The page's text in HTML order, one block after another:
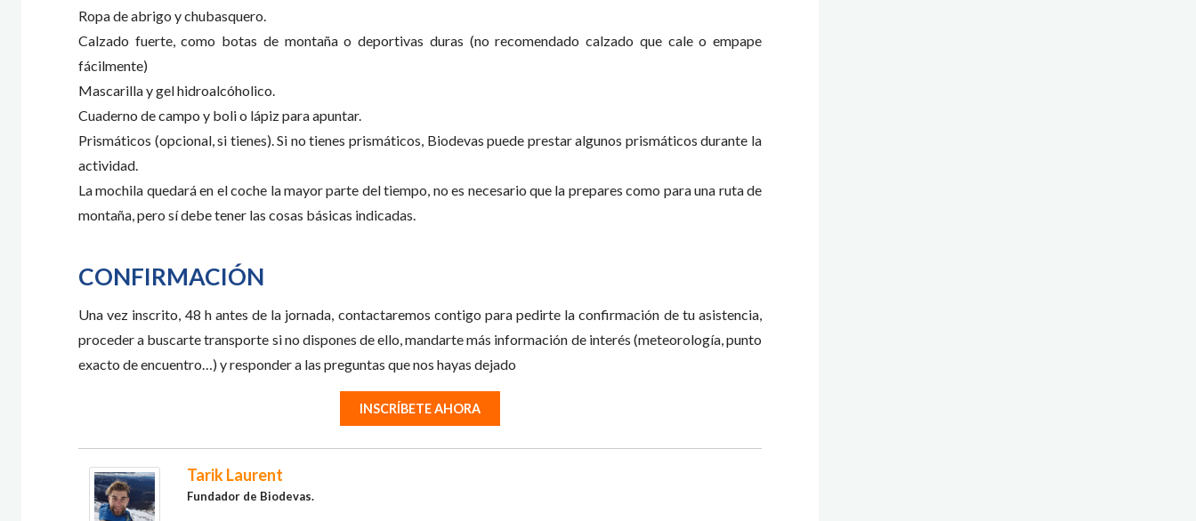
Ropa de abrigo y chubasquero.
Calzado fuerte, como botas de montaña o deportivas duras (no recomendado calzado que cale o empape
fácilmente)
Mascarilla y gel hidroalcóholico.
Cuaderno de campo y boli o lápiz para apuntar.
Prismáticos (opcional, si tienes). Si no tienes prismáticos, Biodevas puede prestar algunos prismáticos durante la
actividad.
La mochila quedará en el coche la mayor parte del tiempo, no es necesario que la prepares como para una ruta de
montaña, pero sí debe tener las cosas básicas indicadas.
CONFIRMACIÓN
Una vez inscrito, 48 h antes de la jornada, contactaremos contigo para pedirte la confirmación de tu asistencia,
proceder a buscarte transporte si no dispones de ello, mandarte más información de interés (meteorología, punto
exacto de encuentro…) y responder a las preguntas que nos hayas dejado
INSCRÍBETE AHORA
Tarik Laurent
Fundador de Biodevas.